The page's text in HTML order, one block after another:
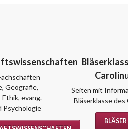
Caroliner - Die Schülerzeitung
in Schule und Verein - Volleyball
PDF-Downloads
Geografie,
Ethik, evang.
Psychologie
Seiten mit
Bläserklasse des
BLÄSER